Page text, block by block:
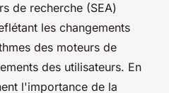
de recherche (SEA)
les changements
des moteurs de
des utilisateurs. En
l'importance de la